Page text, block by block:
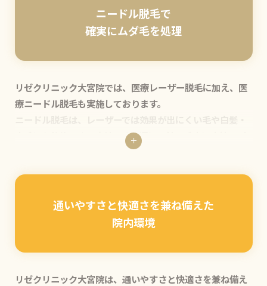
勢を持つことで、患者さまに安全で高品質な施術を提供
し、安心して通っていただける環境を整えています。
ニードル脱毛で
確実にムダ毛を処理
リゼクリニック大宮院では、医療レーザー脱毛に加え、医
療ニードル脱毛も実施しております。
産毛にも施術できる方法です。極細の針で毛穴に直接アプ
ローチするため、目の近くやほくろ上、日焼け肌なども安
了し、レーザー脱毛との組み合わせで、より理想の仕上が
りに近づけます。
大切な予定前でも自信を持ってオシャレを楽しめる、医療
脱毛の仕上げに最適な施術です。
通いやすさと快適さを兼ね備えた
院内環境
リゼクリニック大宮院は、通いやすさと快適さを兼ね備え